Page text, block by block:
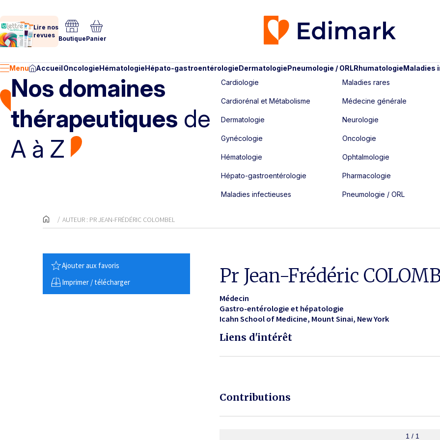
Lire nos
revues BoutiquePanier
Menu AccueilOncologieHématologieHépato-gastroentérologieDermatologiePneumologie / ORLRhumatologieMaladies
Nos domaines
thérapeutiques de
A à Z
Cardiologie
Cardiorénal et Métabolisme
Dermatologie
Gynécologie
Hématologie
Hépato-gastroentérologie
Maladies infectieuses
Maladies rares
Médecine générale
Neurologie
Oncologie
Ophtalmologie
Pharmacologie
Pneumologie / ORL
AUTEUR : PR JEAN-FRÉDÉRIC COLOMBEL
Ajouter aux favoris
Imprimer / télécharger
Pr Jean-Frédéric
Médecin
Gastro-entérologie et hépatologie
Icahn School of Medicine, Mount Sinai New York
Liens d'intérêt
Contributions
1 / 1